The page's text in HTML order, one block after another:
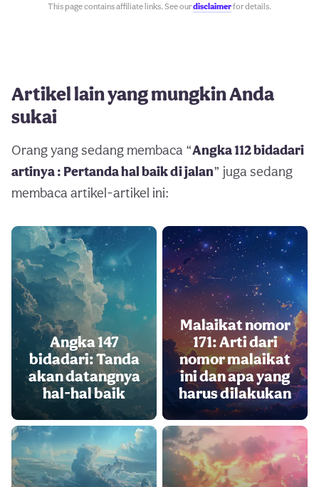
This page contains affiliate links. See ourdisclaimerfor details.
Artikel lain yang mungkin Anda
sukai
Orang yang sedang membaca “Angka 112 bidadari
artinya : Pertanda hal baik di jalan” juga sedang
membaca artikel-artikel ini:
Angka 147
bidadari: Tanda
akan datangnya
hal-hal baik
Malaikat nomor
171: Arti dari
nomor malaikat
ini dan apa yang
harus dilakukan